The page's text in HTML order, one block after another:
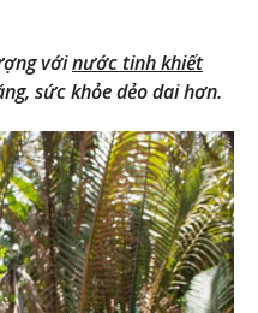
vớinước tinh khiết
sức khỏe dẻo dai hơn.